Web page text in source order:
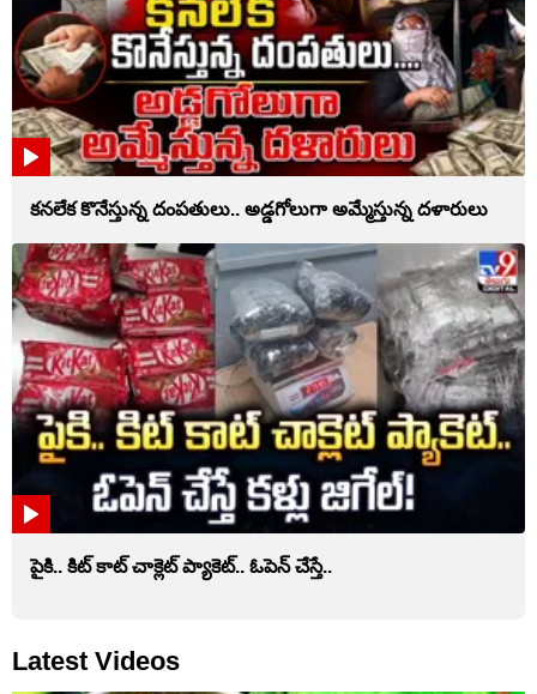
కనలేక కొనేస్తున్న దంపతులు.. అడ్డగోలుగా అమ్మేస్తున్న దళారులు
పైకి.. కిట్‌ కాట్‌ చాక్లెట్ ప్యాకెట్‌.. ఓపెన్‌ చేస్తే..
Latest Videos